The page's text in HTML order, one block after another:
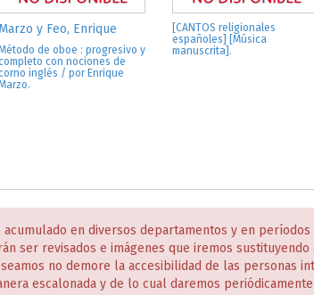
Marzo y Feo, Enrique
de oboe : progresivo y
con nociones de
inglés / por Enrique
[CANTOS religionales
españoles] [Música
manuscrita].
en diversos departamentos y en
ser revisados e imágenes que iremos
no demore la accesibilidad de las personas
escalonada y de lo cual daremos